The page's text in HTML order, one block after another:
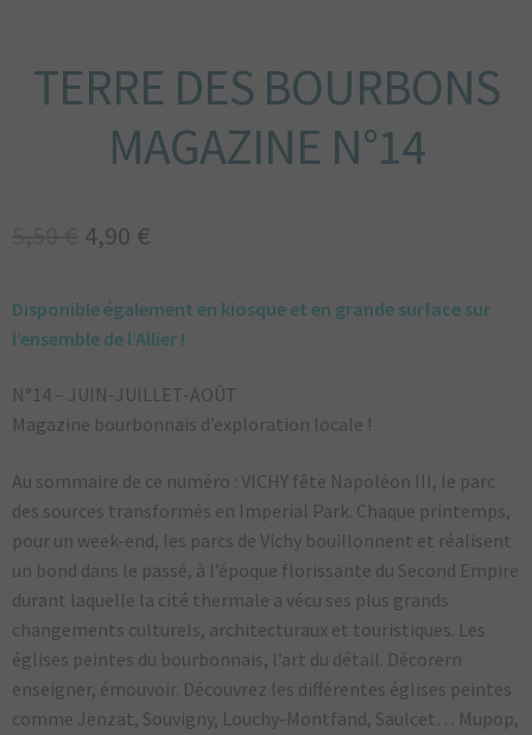
TERRE DES BOURBONS
MAGAZINE N°14
Le
initial
5,50 €.
4,90 €
actuel
4,90 €.
Disponible également en kiosque et en grande surface sur
l’ensemble de l’Allier !
N°14 – JUIN-JUILLET-AOÛT
Magazine bourbonnais d’exploration locale !
Au sommaire de ce numéro : VICHY fête Napoléon III, le parc
des sources transformés en Imperial Park. Chaque printemps,
pour un week-end, les parcs de Vichy bouillonnent et réalisent
un bond dans le passé, à l’époque florissante du Second Empire
durant laquelle la cité thermale a vécu ses plus grands
changements culturels, architecturaux et touristiques. Les
églises peintes du bourbonnais, l’art du détail. Décorern
enseigner, émouvoir. Découvrez les différentes églises peintes
comme Jenzat, Souvigny, Louchy-Montfand, Saulcet… Mupop,